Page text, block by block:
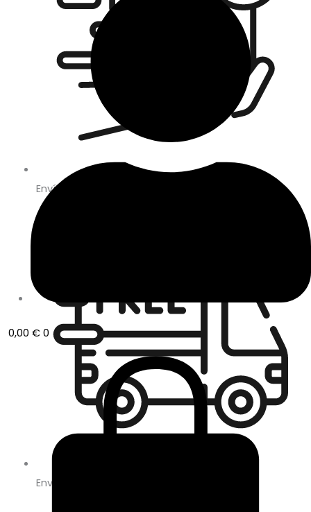
0,00 € 0
Envío en 24/48 horas laborables
Envío gratis a partir de 50€ de compra